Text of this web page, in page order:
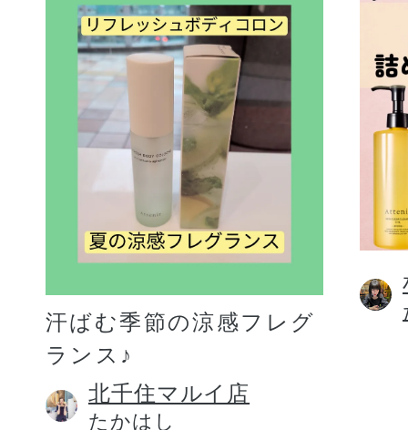
汗ばむ季節の涼感フレグ
ランス♪
北千住マルイ店
たかはし